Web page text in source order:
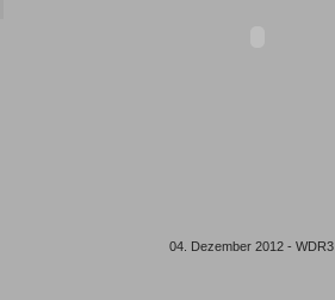
04. Dezember 2012 - WDR3